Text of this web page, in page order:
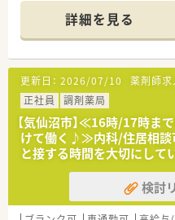
の実現を目指し
スケール・品揃え・価格
1店舗あたりの売上高は
る安定企業。
また、売場戦略の策定や
品揃えの提案等の権限を
社員のモチベーション維持
地域に本当に必要なサー
局です。
≪こんな会社です≫
■カワチ薬品は東日本を
設型132店）を展開してい
■「顧客第一主義」を掲げ
ており品揃え数も業界随
詳細を見る
更新日： 2026/07/10 薬剤師求
正社員
調剤薬局
【気仙沼市】≪16時/17時ま
けて働く♪≫内科/住居相談
と接する時間を大切にして
検討